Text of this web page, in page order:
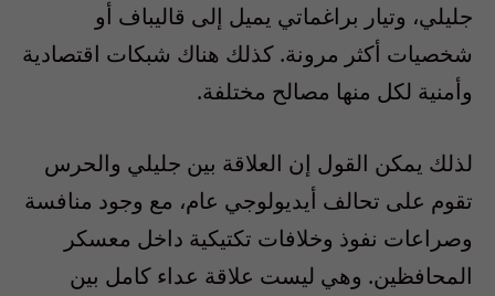
جليلي، وتيار براغماتي يميل إلى قاليباف أو
شخصيات أكثر مرونة. كذلك هناك شبكات اقتصادية
وأمنية لكل منها مصالح مختلفة.
لذلك يمكن القول إن العلاقة بين جليلي والحرس
تقوم على تحالف أيديولوجي عام، مع وجود منافسة
وصراعات نفوذ وخلافات تكتيكية داخل معسكر
المحافظين. وهي ليست علاقة عداء كامل بين